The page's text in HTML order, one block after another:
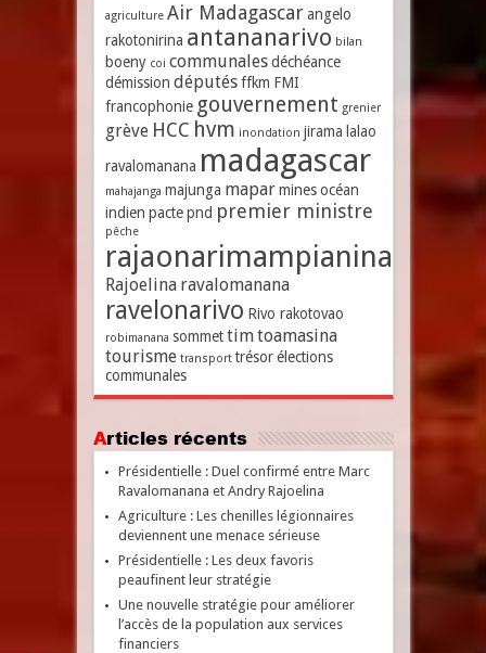
agriculture Air Madagascar angelo
rakotonirina antananarivo bilan
boeny coi communales déchéance
démission députés ffkm FMI
francophonie gouvernement grenier
grève HCC hvm inondation jirama lalao
ravalomanana madagascar
mahajanga majunga mapar mines océan
indien pacte pnd premier ministre
pêche
rajaonarimampianina
Rajoelina ravalomanana
ravelonarivo Rivo rakotovao
robimanana sommet timtoamasina
tourisme transport trésor élections
communales
Articles récents
Présidentielle : Duel confirmé entre Marc
Ravalomanana et Andry Rajoelina
Agriculture : Les chenilles légionnaires
deviennent une menace sérieuse
Présidentielle : Les deux favoris
peaufinent leur stratégie
Une nouvelle stratégie pour améliorer
l’accès de la population aux services
financiers